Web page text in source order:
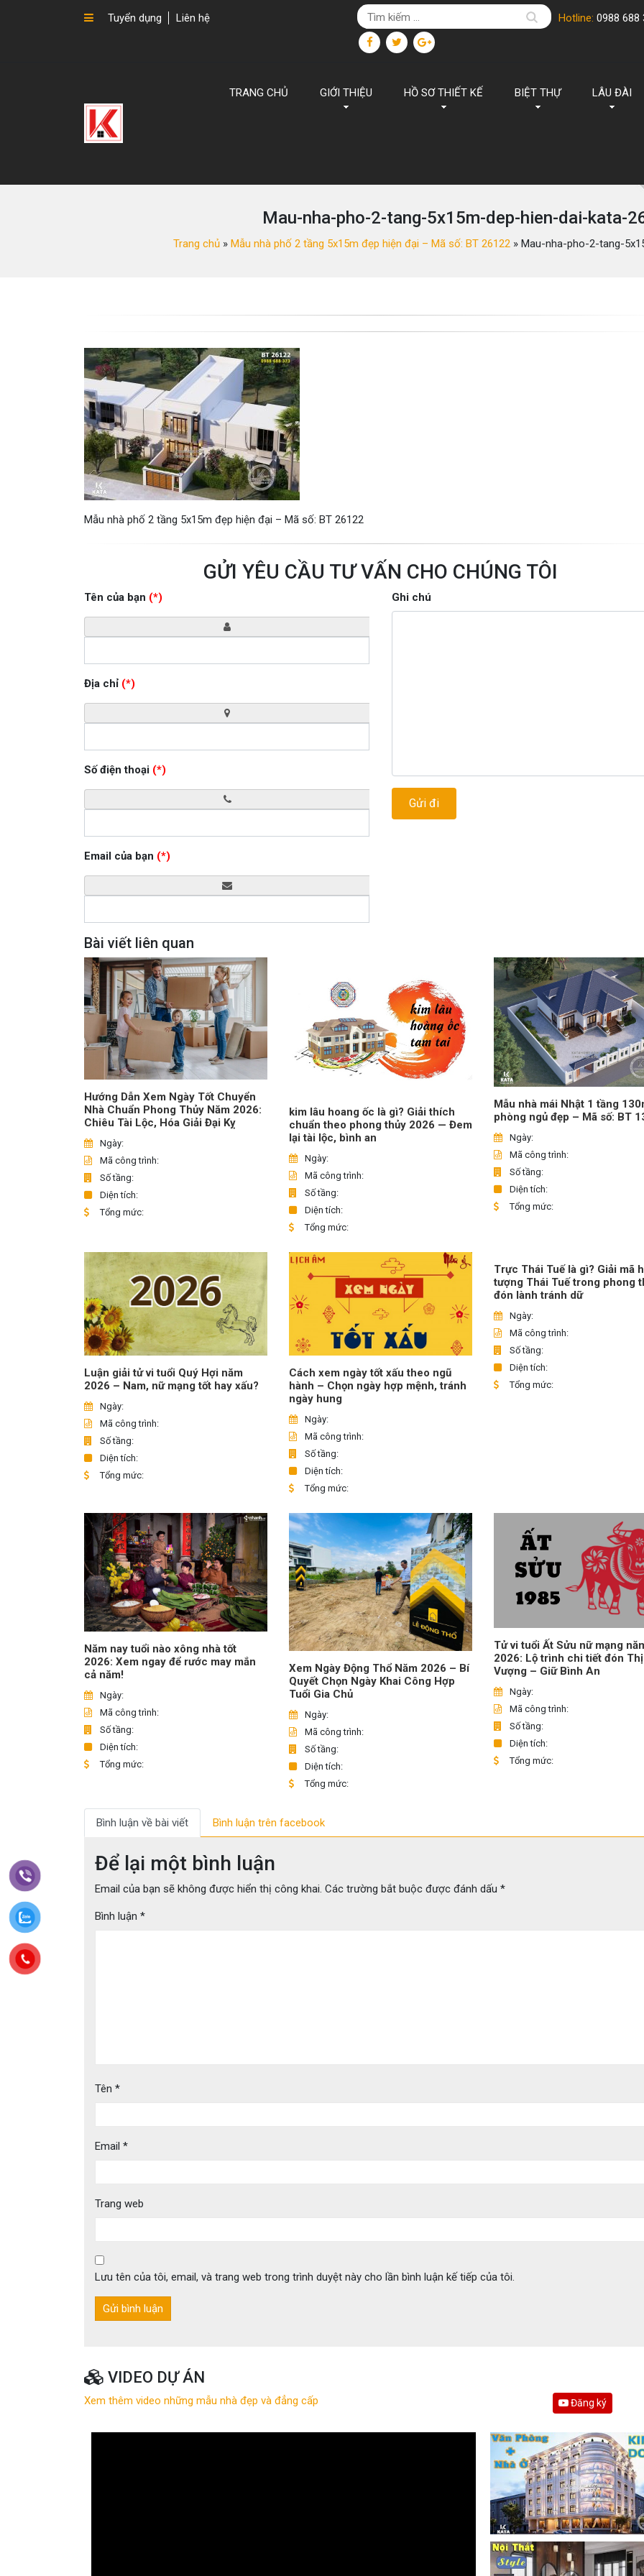
Tuyển dụng Liên hệ Hotline: 0988 688
TRANG CHỦ GIỚI THIỆU HỒ SƠ THIẾT KẾ BIỆT THỰ LÂU ĐÀI
Mau-nha-pho-2-tang-5x15m-dep-hien-dai-kata-
Trang chủ » Mẫu nhà phố 2 tầng 5x15m đẹp hiện đại – Mã số: BT 26122 » Mau-nha-pho-2-tang-
Mẫu nhà phố 2 tầng 5x15m đẹp hiện đại – Mã số: BT 26122
GỬI YÊU CẦU TƯ VẤN CHO CHÚNG TÔI
Tên của bạn (*)
Địa chỉ (*)
Số điện thoại (*)
Email của bạn (*)
Ghi chú
Bài viết liên quan
Hướng Dẫn Xem Ngày Tốt Chuyển
Nhà Chuẩn Phong Thủy Năm 2026:
Chiêu Tài Lộc, Hóa Giải Đại Kỵ
Ngày:
Mã công trình:
Số tầng:
Diện tích:
Tổng mức:
kim lâu hoang ốc là gì? Giải thích
chuẩn theo phong thủy 2026 — Đem
lại tài lộc, bình an
Ngày:
Mã công trình:
Số tầng:
Diện tích:
Tổng mức:
Mẫu nhà mái Nhật 1 tầng
phòng ngủ đẹp – Mã số: BT
Ngày:
Mã công trình:
Số tầng:
Diện tích:
Tổng mức:
Luận giải tử vi tuổi Quý Hợi năm
2026 – Nam, nữ mạng tốt hay xấu?
Ngày:
Mã công trình:
Số tầng:
Diện tích:
Tổng mức:
Cách xem ngày tốt xấu theo ngũ
hành – Chọn ngày hợp mệnh, tránh
ngày hung
Ngày:
Mã công trình:
Số tầng:
Diện tích:
Tổng mức:
Trực Thái Tuế là gì? Giải mã
tượng Thái Tuế trong phong
đón lành tránh dữ
Ngày:
Mã công trình:
Số tầng:
Diện tích:
Tổng mức:
Năm nay tuổi nào xông nhà tốt
2026: Xem ngay để rước may mắn
cả năm!
Ngày:
Mã công trình:
Số tầng:
Diện tích:
Tổng mức:
Xem Ngày Động Thổ Năm 2026 – Bí
Quyết Chọn Ngày Khai Công Hợp
Tuổi Gia Chủ
Ngày:
Mã công trình:
Số tầng:
Diện tích:
Tổng mức:
Tử vi tuổi Ất Sửu nữ mạng
2026: Lộ trình chi tiết đón
Vượng – Giữ Bình An
Ngày:
Mã công trình:
Số tầng:
Diện tích:
Tổng mức:
Bình luận về bài viết Bình luận trên facebook
Để lại một bình luận
Email của bạn sẽ không được hiển thị công khai. Các trường bắt buộc được đánh dấu *
Bình luận *
Tên *
Email *
Trang web
Lưu tên của tôi, email, và trang web trong trình duyệt này cho lần bình luận kế tiếp của tôi.
VIDEO DỰ ÁN
Xem thêm video những mẫu nhà đẹp và đẳng cấp Đăng ký